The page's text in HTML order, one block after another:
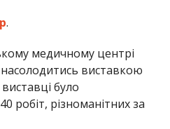
.
медичному центрі
виставкою
було
робіт, різноманітних за